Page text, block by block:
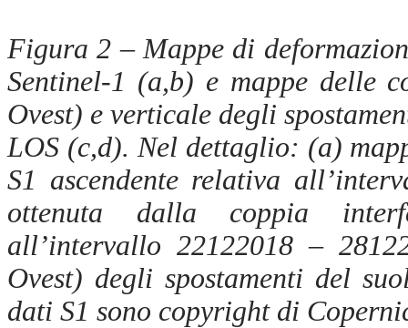
Figura 2 – Mappe di
Sentinel-1 (a,b) e mappe delle
Ovest) e verticale degli
LOS (c,d). Nel dettaglio: (a)
S1 ascendente relativa
ottenuta dalla coppia
all’intervallo 22122018 –
Ovest) degli spostamenti del
dati S1 sono copyright di